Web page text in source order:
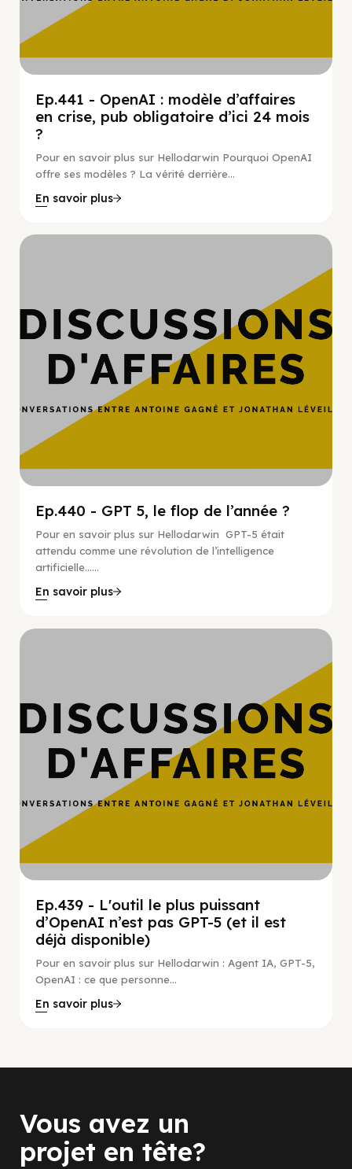
Ep.441 - OpenAI : modèle d’affaires
en crise, pub obligatoire d’ici 24 mois
?
Pour en savoir plus sur Hellodarwin Pourquoi OpenAI
offre ses modèles ? La vérité derrière...
En savoir plus
Ep.440 - GPT 5, le flop de l’année ?
Pour en savoir plus sur Hellodarwin GPT-5 était
attendu comme une révolution de l’intelligence
artificielle…...
En savoir plus
Ep.439 - L'outil le plus puissant
d’OpenAI n’est pas GPT-5 (et il est
déjà disponible)
Pour en savoir plus sur Hellodarwin : Agent IA, GPT-5,
OpenAI : ce que personne...
En savoir plus
Vous avez un
projet en tête?